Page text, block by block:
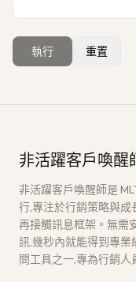
執行 重置
非活躍客戶喚醒
非活躍客戶喚醒師是
行,專注於行銷策略與成
再接觸訊息框架。無需
訊,幾秒內就能得到專業
問工具之一,專為行銷人